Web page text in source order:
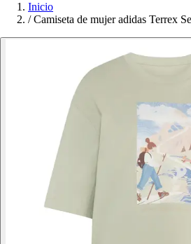
Inicio
/ Camiseta de mujer adidas Terrex